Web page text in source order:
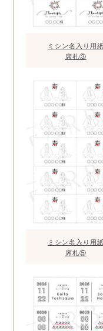
ミシン名入り用紙
席札③
ミシン名入り用紙
席札⑤